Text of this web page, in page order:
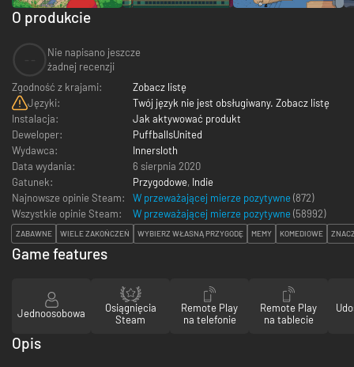
O produkcie
Nie napisano jeszcze
żadnej recenzji
Zgodność z krajami:
Zobacz listę
Języki:
Twój język nie jest obsługiwany. Zobacz listę
Instalacja:
Jak aktywować produkt
Deweloper:
PuffballsUnited
Wydawca:
Innersloth
Data wydania:
6 sierpnia 2020
Gatunek:
Przygodowe, Indie
Najnowsze opinie Steam:
W przeważającej mierze pozytywne (872)
Wszystkie opinie Steam:
W przeważającej mierze pozytywne (58992)
ZABAWNE WIELE ZAKOŃCZEŃ WYBIERZ WŁASNĄ PRZYGODĘ MEMY KOMEDIOWE
Game features
Jednoosobowa
Osiągnięcia
Steam
Remote Play
na telefonie
Remote Play
na tablecie
Opis